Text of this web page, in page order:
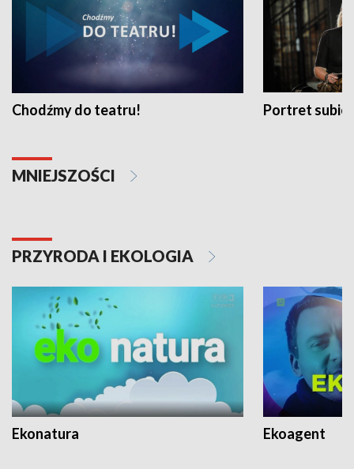
Chodźmy do teatru! Portret
MNIEJSZOŚCI
PRZYRODA I EKOLOGIA
Ekonatura Ekoagent